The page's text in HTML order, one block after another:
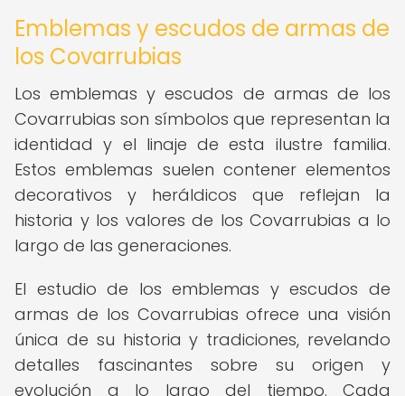
Emblemas y escudos de armas de
los Covarrubias
Los emblemas y escudos de armas de los
Covarrubias son símbolos que representan la
identidad y el linaje de esta ilustre familia.
Estos emblemas suelen contener elementos
decorativos y heráldicos que reflejan la
historia y los valores de los Covarrubias a lo
largo de las generaciones.
El estudio de los emblemas y escudos de
armas de los Covarrubias ofrece una visión
única de su historia y tradiciones, revelando
detalles fascinantes sobre su origen y
evolución a lo largo del tiempo. Cada